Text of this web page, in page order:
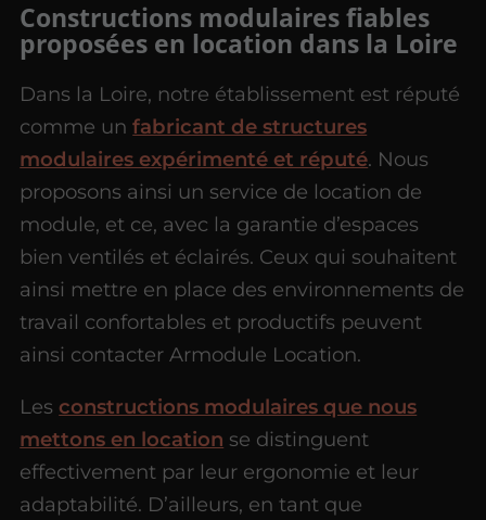
Constructions modulaires fiables
proposées en location dans la Loire
Dans la Loire, notre établissement est réputé
comme unfabricant de structures
modulaires expérimenté et réputé. Nous
proposons ainsi un service de location de
module, et ce, avec la garantie d’espaces
bien ventilés et éclairés. Ceux qui souhaitent
ainsi mettre en place des environnements de
travail confortables et productifs peuvent
ainsi contacter Armodule Location.
Lesconstructions modulaires que nous
mettons en location se distinguent
effectivement par leur ergonomie et leur
adaptabilité. D’ailleurs, en tant que